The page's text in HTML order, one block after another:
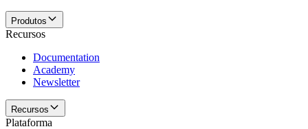
Produtos
Recursos
Documentation
Academy
Newsletter
Recursos
Plataforma